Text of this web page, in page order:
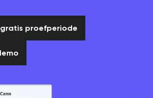
proefperiode